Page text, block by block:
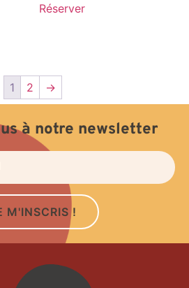
Réserver
1 2 →
à notre newsletter
M'INSCRIS !